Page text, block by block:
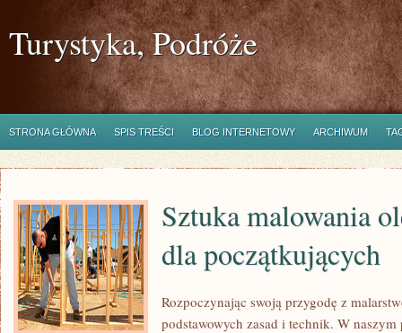
Turystyka, Podróże
STRONA GŁÓWNA SPIS TREŚCI BLOG INTERNETOWY ARCHIWUM
Sztuka malowania
dla początkujących
Rozpoczynając swoją przygodę z
podstawowych zasad i technik. W